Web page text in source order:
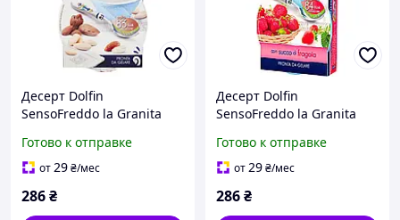
Десерт Dolfin
SensoFreddo la Granita
Готово к отправке
от29₴/мес
286₴
Десерт Dolfin
SensoFreddo la Granita
Готово к отправке
от29₴/мес
286₴